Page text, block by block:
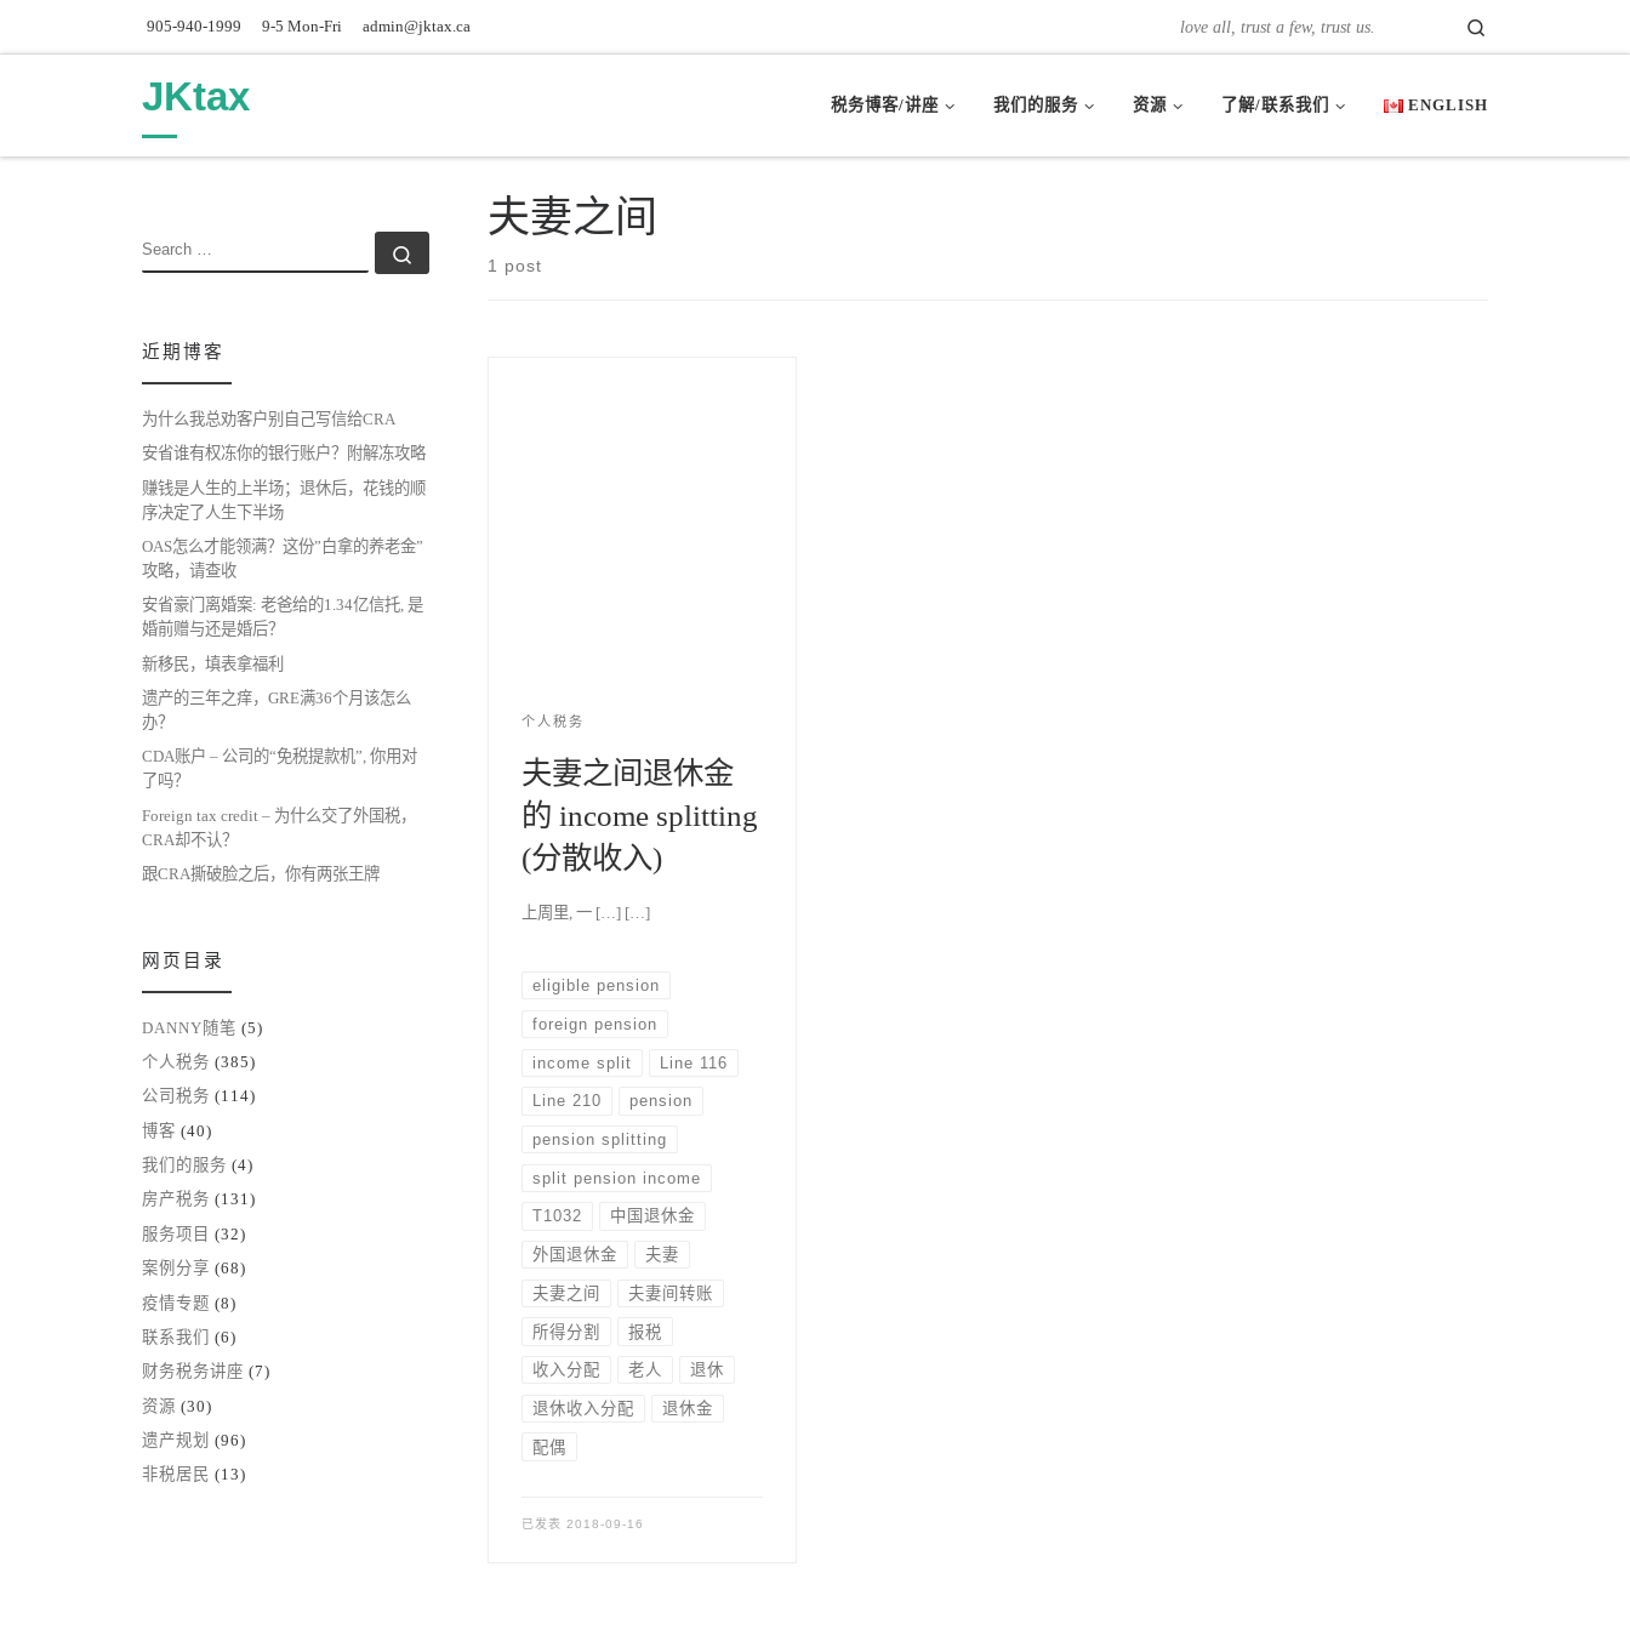
905-940-1999 9-5 Mon-Fri admin@jktax.ca love all, trust a few, trust us.
JKtax 税务博客/讲座 我们的服务 资源 了解/联系我们 ENGLISH
夫妻之间
1 post
个人税务
夫妻之间退休金
的 income splitting
(分散收入)
上周里, 一 […] […]
eligible pension
foreign pension
income split Line 116
Line 210 pension
pension splitting
split pension income
T1032 中国退休金
外国退休金 夫妻
夫妻之间 夫妻间转账
所得分割 报税
收入分配 老人 退休
退休收入分配 退休金
配偶
已发表 2018-09-16
SEARCH
近期博客
为什么我总劝客户别自己写信给CRA
安省谁有权冻你的银行账户？附解冻攻略
赚钱是人生的上半场；退休后，花钱的顺
序决定了人生下半场
OAS怎么才能领满？这份”白拿的养老金”
攻略，请查收
安省豪门离婚案: 老爸给的1.34亿信托, 是
婚前赠与还是婚后？
新移民，填表拿福利
遗产的三年之痒，GRE满36个月该怎么
办？
CDA账户 – 公司的“免税提款机”, 你用对
了吗？
Foreign tax credit – 为什么交了外国税，
CRA却不认？
跟CRA撕破脸之后，你有两张王牌
网页目录
DANNY随笔 (5)
个人税务 (385)
公司税务 (114)
博客 (40)
我们的服务 (4)
房产税务 (131)
服务项目 (32)
案例分享 (68)
疫情专题 (8)
联系我们
(6)
财务税务讲座 (7)
资源 (30)
遗产规划 (96)
非税居民 (13)